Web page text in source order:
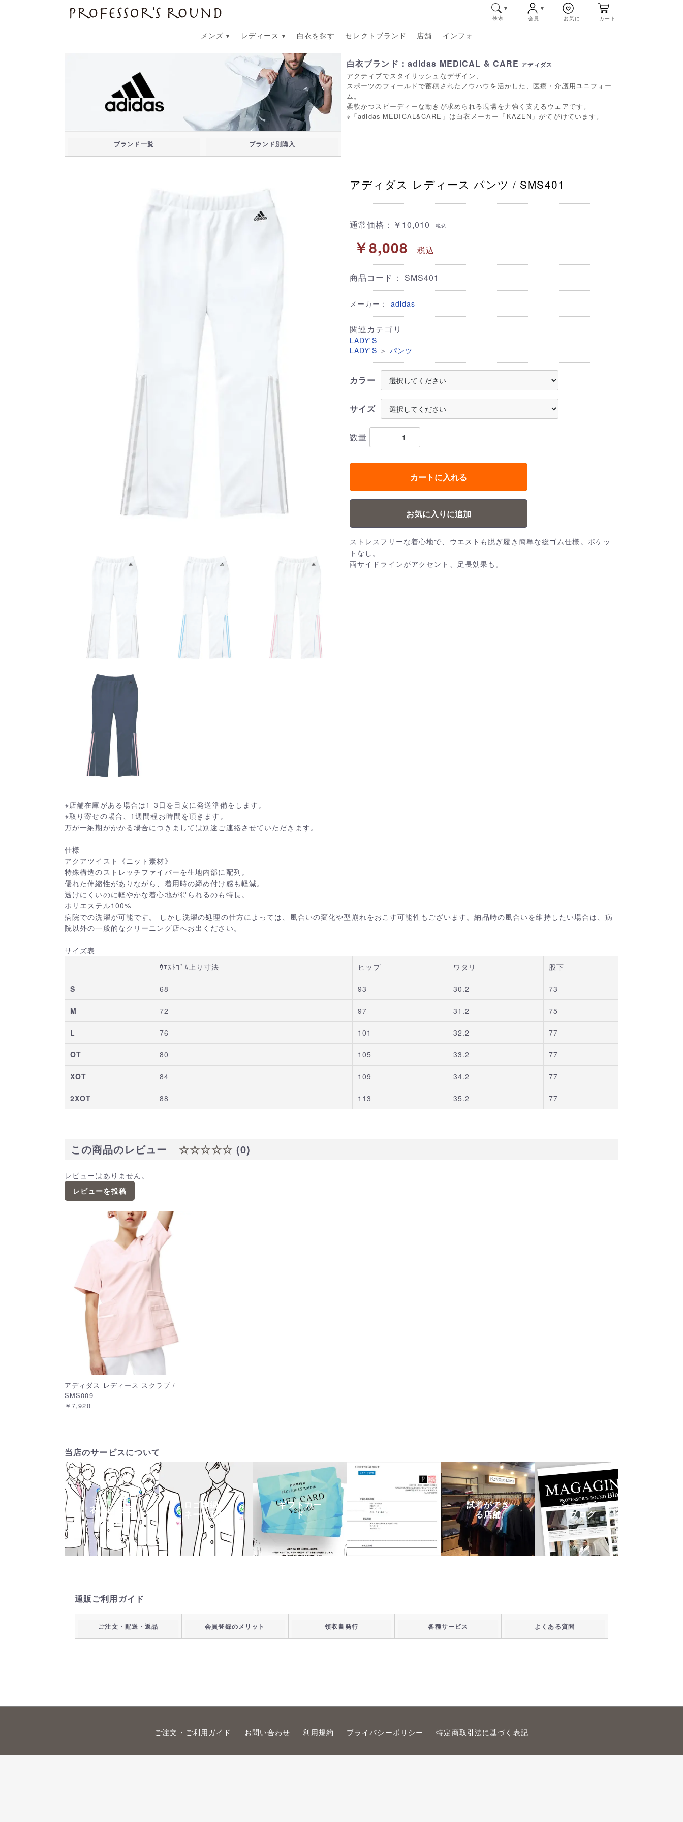
プロフェッサーズラウンド 検索 会員 お気に カート
メンズ レディース 白衣を探す セレクトブランド 店舗 インフォ
ブランド一覧 ブランド別購入
白衣ブランド：adidas MEDICAL & CARE アディダス
アクティブでスタイリッシュなデザイン、
スポーツのフィールドで蓄積されたノウハウを活かした、医療・介護用ユニフォー
ム。
柔軟かつスピーディーな動きが求められる現場を力強く支えるウェアです。
※「adidas MEDICAL&CARE」は白衣メーカー「KAZEN」がてがけています。
アディダス レディース パンツ / SMS401
通常価格：￥10,010 税込
￥8,008 税込
商品コード： SMS401
メーカー： adidas
関連カテゴリ
LADY'S
LADY'S ＞ パンツ
カラー
サイズ
数量
カートに入れる
お気に入りに追加
ストレスフリーな着心地で、ウエストも脱ぎ履き簡単な総ゴム仕様。ポケッ
トなし。
両サイドラインがアクセント、足長効果も。
※店舗在庫がある場合は1-3日を目安に発送準備をします。
※取り寄せの場合、1週間程お時間を頂きます。
万が一納期がかかる場合につきましては別途ご連絡させていただきます。
仕様
アクアツイスト《ニット素材》
特殊構造のストレッチファイバーを生地内部に配列。
優れた伸縮性がありながら、着用時の締め付け感も軽減。
透けにくいのに軽やかな着心地が得られるのも特長。
ポリエステル100%
病院での洗濯が可能です。 しかし洗濯の処理の仕方によっては、風合いの変化や型崩れをおこす可能性もございます。納品時の風合いを維持したい場合は、病
院以外の一般的なクリーニング店へお出ください。
サイズ表
ｳｴｽﾄｺﾞﾑ上り寸法
ヒップ ワタリ 股下
S 68 93 30.2 73
M 72 97 31.2 75
L 76 101 32.2 77
OT 80 105 33.2 77
XOT 84 109 34.2 77
2XOT 88 113 35.2 77
この商品のレビュー ☆☆☆☆☆ (0)
レビューはありません。
レビューを投稿
アディダス レディース スクラブ /
SMS009
￥7,920
当店のサービスについて
チーム白
衣・白衣団
体購入
ロゴ刺繍・
ネーム刺繍
ギフトカー
ド
領収書発行
試着ができ
る店舗
ショップ・
ブログ
通販ご利用ガイド
ご注文・配送・返品 会員登録のメリット 領収書発行 各種サービス よくある質問
ご注文・ご利用ガイド お問い合わせ 利用規約 プライバシーポリシー 特定商取引法に基づく表記